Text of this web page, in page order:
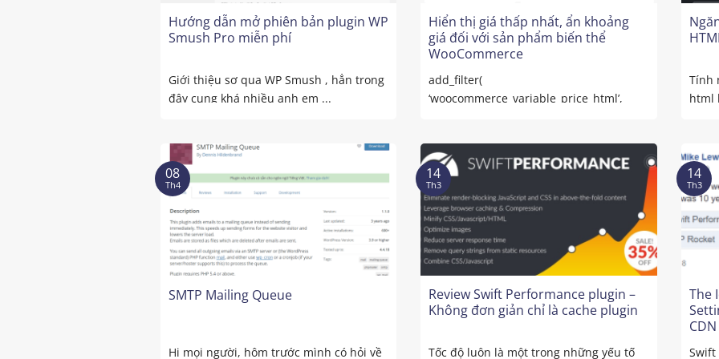
Hướng dẫn mở phiên bản plugin WP
Smush Pro miễn phí
Giới thiệu sơ qua WP Smush , hẳn trong
đây cung khá nhiều anh em ...
Hiển thị giá thấp nhất, ẩn khoảng
giá đối với sản phẩm biến thể
WooCommerce
add_filter(
‘woocommerce_variable_price_html’,
$price, $product ) { $prices = $product-
>get_variation_prices( ...
Tính
html
SMTP Mailing Queue
Hi mọi người, hôm trước mình có hỏi về
08
Th4
Review Swift Performance plugin –
Không đơn giản chỉ là cache plugin
Tốc độ luôn là một trong những yếu tố
14
Th3
The
Swift
14
Th3